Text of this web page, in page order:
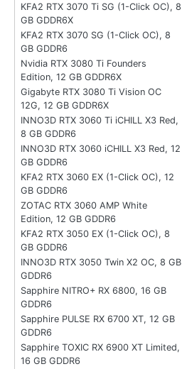
KFA2 RTX 3070 Ti SG (1-Click OC), 8
GB GDDR6X
KFA2 RTX 3070 SG (1-Click OC), 8
GB GDDR6
Nvidia RTX 3080 Ti Founders
Edition, 12 GB GDDR6X
Gigabyte RTX 3080 Ti Vision OC
12G, 12 GB GDDR6X
INNO3D RTX 3060 Ti iCHILL X3 Red,
8 GB GDDR6
INNO3D RTX 3060 iCHILL X3 Red, 12
GB GDDR6
KFA2 RTX 3060 EX (1-Click OC), 12
GB GDDR6
ZOTAC RTX 3060 AMP White
Edition, 12 GB GDDR6
KFA2 RTX 3050 EX (1-Click OC), 8
GB GDDR6
INNO3D RTX 3050 Twin X2 OC, 8 GB
GDDR6
Sapphire NITRO+ RX 6800, 16 GB
GDDR6
Sapphire PULSE RX 6700 XT, 12 GB
GDDR6
Sapphire TOXIC RX 6900 XT Limited,
16 GB GDDR6